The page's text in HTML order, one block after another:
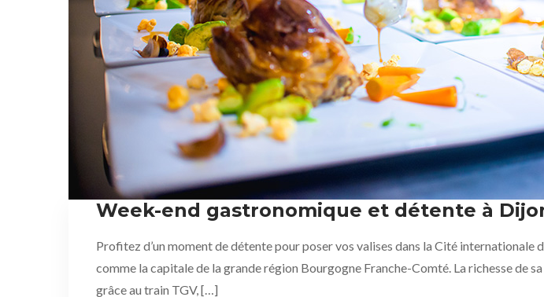
Week-end gastronomique et détente à
Profitez d’un moment de détente pour poser vos valises dans la Cité internationale
comme la capitale de la grande région Bourgogne Franche-Comté. La richesse de
grâce au train TGV, […]